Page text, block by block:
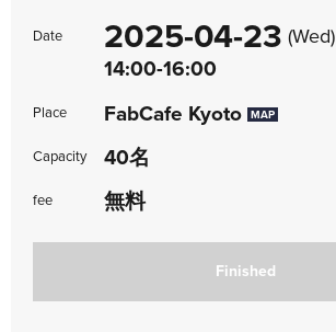
Date 2025-04-23 (Wed)
14:00-16:00
Place FabCafe Kyoto MAP
Capacity 40名
fee 無料
Finished